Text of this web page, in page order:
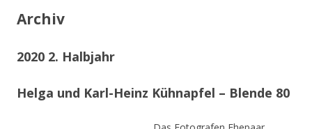
Archiv
2020 2. Halbjahr
Helga und Karl-Heinz Kühnapfel – Blende 80